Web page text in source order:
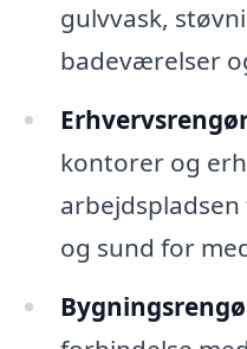
gulvvask,
badeværelser
kontorer og
og sund for